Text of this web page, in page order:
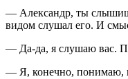
— Александр, ты
видом слушал его. И
— Да-да, я слушаю вас.
— Я, конечно, понимаю,